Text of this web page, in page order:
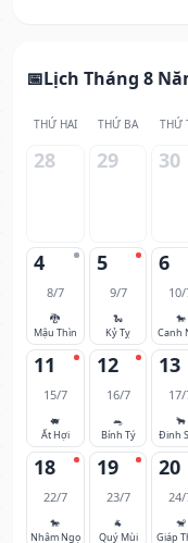
Lịch Tháng 8
THỨ HAI THỨ BA THỨ
28 29 30
4
8/7
🐉
Mậu Thìn
5
9/7
🐍
Kỷ Tỵ
6
🐎
Canh
11
15/7
🐖
Ất Hợi
12
16/7
🐀
Bính Tý
13
🐂
Đinh
18
22/7
🐎
Nhâm Ngọ
19
23/7
🐐
Quý Mùi
20
24/
🐒
Giáp